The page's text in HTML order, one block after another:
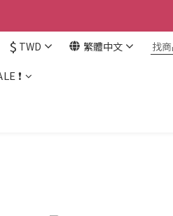
$ TWD 繁體中文
❗